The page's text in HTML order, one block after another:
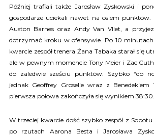
Później trafiali także Jarosław Zyskowski i
gospodarze uciekali nawet na osiem
Auston Barnes oraz Andy Van Vliet, a
dotrzymać kroku w ofensywie. Po 10 minutach
kwarcie zespół trenera Żana Tabaka starał się
ale w pewnym momencie Tony Meier i Zac
do zaledwie sześciu punktów. Szybko “do
jednak Geoffrey Groselle wraz z Benedekiem
pierwsza połowa zakończyła się wynikiem 38:30.
W trzeciej kwarcie dość szybko zespół z
po rzutach Aarona Besta i Jarosława